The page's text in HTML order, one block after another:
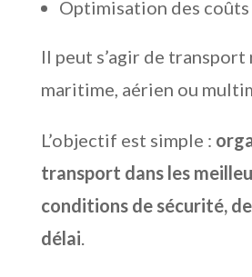
Optimisation des coûts
Il peut s’agir de
maritime, aérien ou
L’objectif est simple :
transport dans les
conditions de sécurité,
délai.